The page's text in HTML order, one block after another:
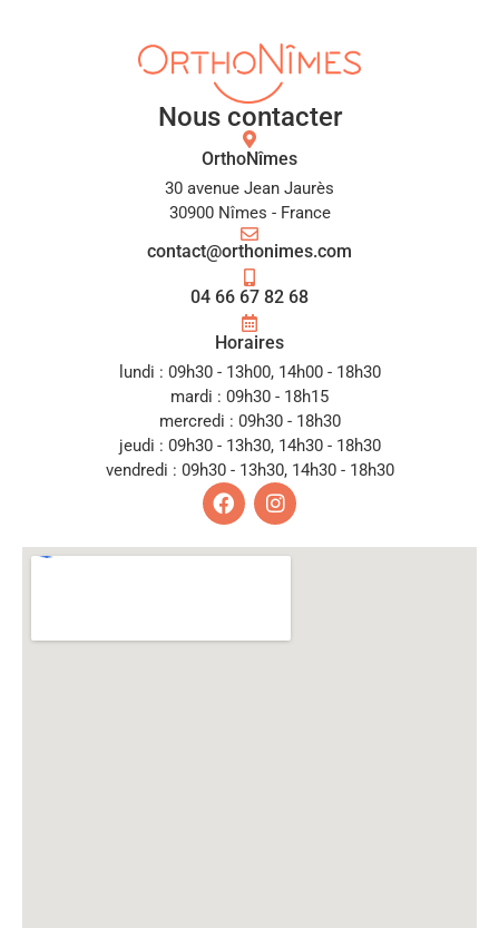
Nous contacter
OrthoNîmes
30 avenue Jean Jaurès
30900 Nîmes - France
contact@orthonimes.com
04 66 67 82 68
Horaires
lundi : 09h30 - 13h00, 14h00 - 18h30
mardi : 09h30 - 18h15
mercredi : 09h30 - 18h30
jeudi : 09h30 - 13h30, 14h30 - 18h30
vendredi : 09h30 - 13h30, 14h30 - 18h30